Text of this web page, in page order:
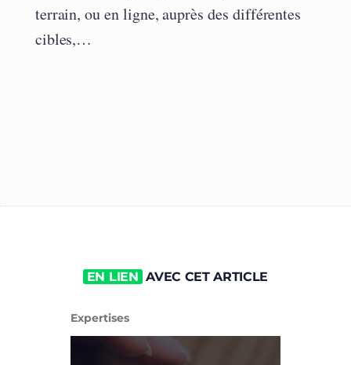
terrain, ou en ligne, auprès des différentes
cibles,…
EN LIEN AVEC CETARTICLE
Expertises